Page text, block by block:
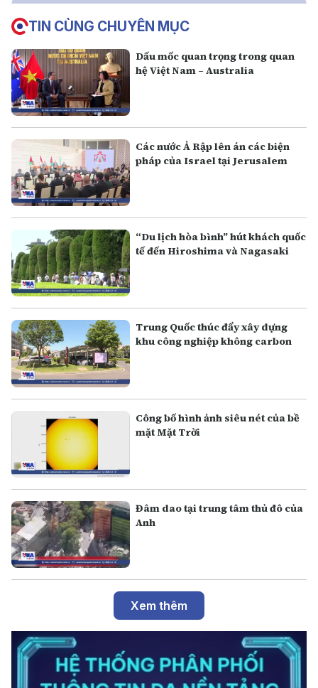
TIN CÙNG CHUYÊN MỤC
Dấu mốc quan trọng trong quan
hệ Việt Nam – Australia
Các nước Ả Rập lên án các biện
pháp của Israel tại Jerusalem
“Du lịch hòa bình” hút khách quốc
tế đến Hiroshima và Nagasaki
Trung Quốc thúc đẩy xây dựng
khu công nghiệp không carbon
Công bố hình ảnh siêu nét của bề
mặt Mặt Trời
Đâm dao tại trung tâm thủ đô của
Anh
Xem thêm